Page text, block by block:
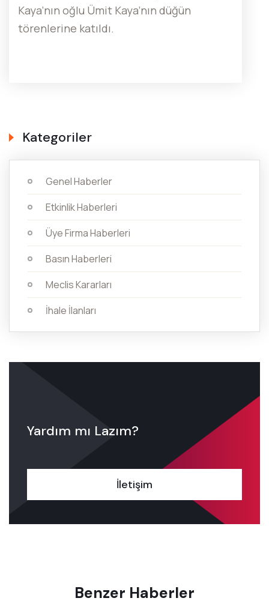
Kaya’nın oğlu Ümit Kaya’nın düğün
törenlerine katıldı.
Kategoriler
Genel Haberler
Etkinlik Haberleri
Üye Firma Haberleri
Basın Haberleri
Meclis Kararları
İhale İlanları
Yardım mı Lazım?
İletişim
Benzer Haberler